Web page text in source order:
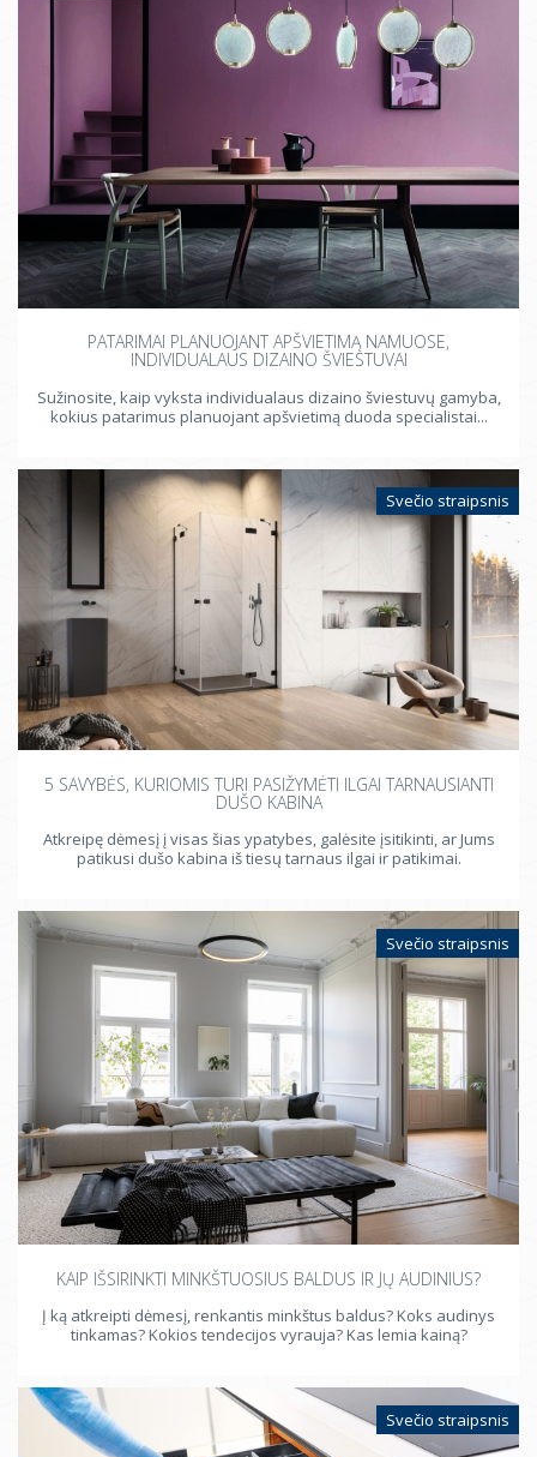
PATARIMAI PLANUOJANT APŠVIETIMĄ NAMUOSE,
INDIVIDUALAUS DIZAINO ŠVIESTUVAI
Sužinosite, kaip vyksta individualaus dizaino šviestuvų gamyba,
kokius patarimus planuojant apšvietimą duoda specialistai...
Svečio straipsnis
5 SAVYBĖS, KURIOMIS TURI PASIŽYMĖTI ILGAI TARNAUSIANTI
DUŠO KABINA
Atkreipę dėmesį į visas šias ypatybes, galėsite įsitikinti, ar Jums
patikusi dušo kabina iš tiesų tarnaus ilgai ir patikimai.
Svečio straipsnis
KAIP IŠSIRINKTI MINKŠTUOSIUS BALDUS IR JŲ AUDINIUS?
Į ką atkreipti dėmesį, renkantis minkštus baldus? Koks audinys
tinkamas? Kokios tendecijos vyrauja? Kas lemia kainą?
Svečio straipsnis